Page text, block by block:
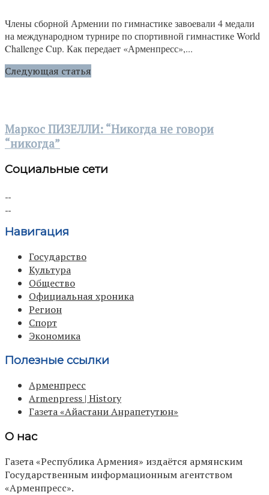
Члены сборной Армении по гимнастике завоевали 4 медали
на международном турнире по спортивной гимнастике World
Challenge Cup. Как передает «Арменпресс»,...
Следующая статья
Маркос ПИЗЕЛЛИ: “Никогда не говори
“никогда”
Социальные сети
Навигация
Государство
Культура
Общество
Официальная хроника
Регион
Спорт
Экономика
Полезные ссылки
Арменпресс
Armenpress | History
Газета «Айастани Анрапетутюн»
О нас
Газета «Республика Армения» издаётся армянским
Государственным информационным агентством
«Арменпресс».